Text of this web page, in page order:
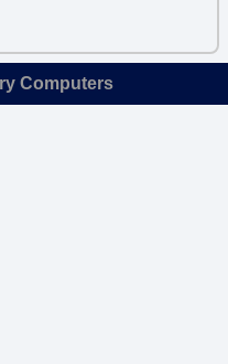
Computers